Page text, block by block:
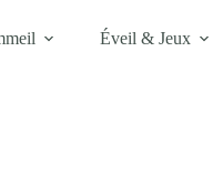
Éveil & Jeux